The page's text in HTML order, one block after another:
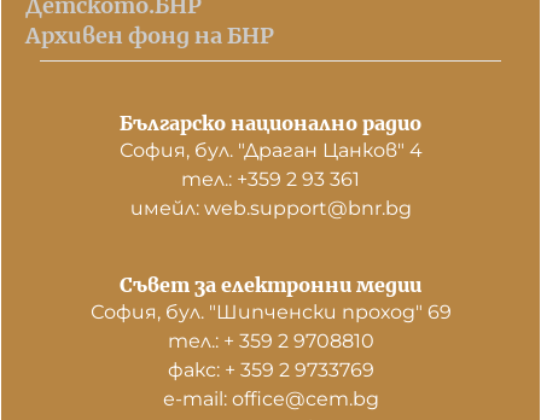
Архивен фонд на БНР
Българско национално радио
София, бул. "Драган Цанков" 4
тел.: +359 2 93 361
имейл: web.support@bnr.bg
Съвет за електронни медии
София, бул. "Шипченски проход" 69
тел.: + 359 2 9708810
факс: + 359 2 9733769
е-mail: office@cem.bg